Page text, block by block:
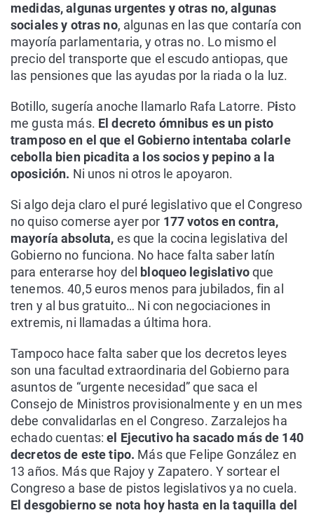
medidas, algunas urgentes y otras no, algunas
sociales y otras no, algunas en las que contaría con
mayoría parlamentaria, y otras no. Lo mismo el
precio del transporte que el escudo antiopas, que
las pensiones que las ayudas por la riada o la luz.
Botillo, sugería anoche llamarlo Rafa Latorre. Pisto
me gusta más. El decreto ómnibus es un pisto
tramposo en el que el Gobierno intentaba colarle
cebolla bien picadita a los socios y pepino a la
oposición. Ni unos ni otros le apoyaron.
Si algo deja claro el puré legislativo que el Congreso
no quiso comerse ayer por 177 votos en contra,
mayoría absoluta, es que la cocina legislativa del
Gobierno no funciona. No hace falta saber latín
para enterarse hoy del bloqueo legislativoque
tenemos. 40,5 euros menos para jubilados, fin al
tren y al bus gratuito… Ni con negociaciones in
extremis, ni llamadas a última hora.
Tampoco hace falta saber que los decretos leyes
son una facultad extraordinaria del Gobierno para
asuntos de “urgente necesidad” que saca el
Consejo de Ministros provisionalmente y en un mes
debe convalidarlas en el Congreso. Zarzalejos ha
echado cuentas:el Ejecutivo ha sacado más de 140
decretos de este tipo. Más que Felipe González en
13 años. Más que Rajoy y Zapatero. Y sortear el
Congreso a base de pistos legislativos ya no cuela.
El desgobierno se nota hoy hasta en la taquilla del